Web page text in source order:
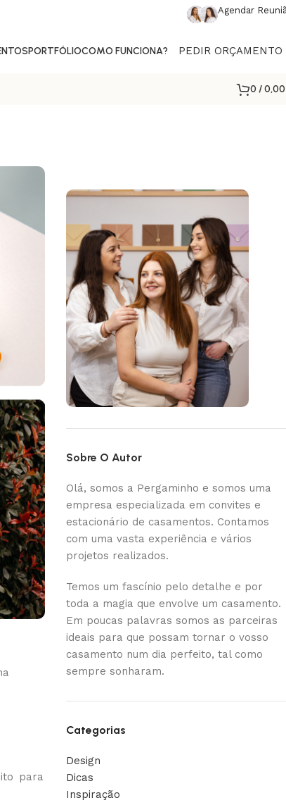
Agendar
PORTFÓLIOCOMO FUNCIONA? PEDIR ORÇAMENTO
0 /
para
Sobre O Autor
Olá, somos a Pergaminho e somos uma
empresa especializada em convites e
estacionário de casamentos. Contamos
com uma vasta experiência e vários
projetos realizados.
Temos um fascínio pelo detalhe e por
toda a magia que envolve um casamento.
Em poucas palavras somos as parceiras
ideais para que possam tornar o vosso
casamento num dia perfeito, tal como
sempre sonharam.
Categorias
Design
Dicas
Inspiração